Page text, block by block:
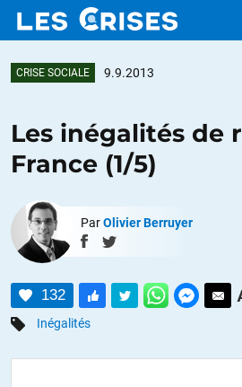
LES
DOSSIERS
CATÉGORIES
MOTS CLÉS
NOUS
CONTACTER
FAIRE UN
CRISE SOCIALE 9.9.2013
Les inégalités de
France (1/5)
ParOlivier Berruyer
132
Inégalités